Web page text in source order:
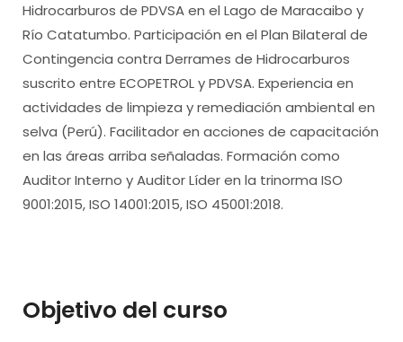
Hidrocarburos de PDVSA en el Lago de Maracaibo y
Río Catatumbo. Participación en el Plan Bilateral de
Contingencia contra Derrames de Hidrocarburos
suscrito entre ECOPETROL y PDVSA. Experiencia en
actividades de limpieza y remediación ambiental en
selva (Perú). Facilitador en acciones de capacitación
en las áreas arriba señaladas. Formación como
Auditor Interno y Auditor Líder en la trinorma ISO
9001:2015, ISO 14001:2015, ISO 45001:2018.
Objetivo del curso